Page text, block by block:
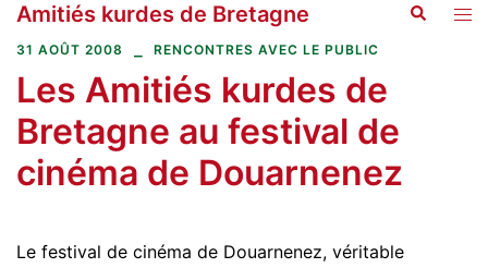
Aller
au
Amitiés kurdes de Bretagne
31 AOÛT 2008 RENCONTRES AVEC LE PUBLIC
Les Amitiés kurdes de
Bretagne au festival de
cinéma de Douarnenez
Le festival de cinéma de Douarnenez, véritable